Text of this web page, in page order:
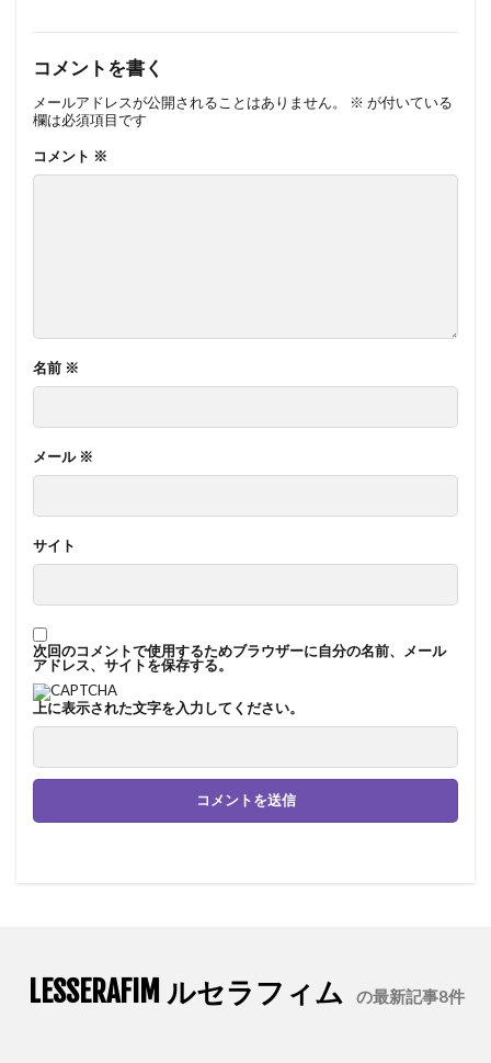
コメントを書く
メールアドレスが公開されることはありません。 ※ が付いている
欄は必須項目です
コメント ※
名前 ※
メール ※
サイト
次回のコメントで使用するためブラウザーに自分の名前、メール
アドレス、サイトを保存する。
上に表示された文字を入力してください。
LESSERAFIM ルセラフィム の最新記事8件